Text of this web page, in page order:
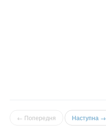
← Попередня Наступна →